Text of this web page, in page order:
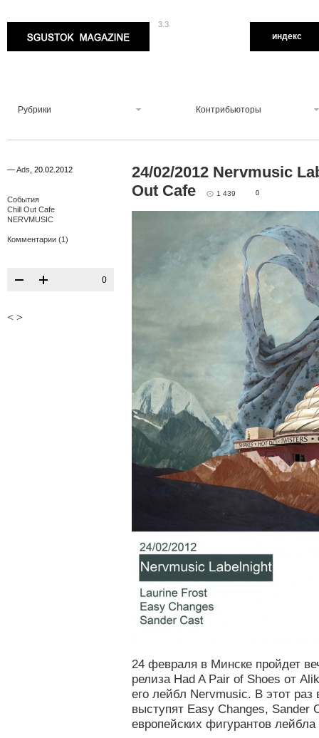
3.3
индекс
Рубрики Контрибьюторы
—Ads 20.02.2012
События
Chill Out Cafe
NERVMUSIC
Комментарии (1)
0
< >
24/02/2012 Nervmusic
Out Cafe
1 439 0
24 февраля в Минске пройдет
релиза Had A Pair of Shoes от
его лейбл Nervmusic. В этот
выступят Easy Changes, Sander
европейских фигурантов